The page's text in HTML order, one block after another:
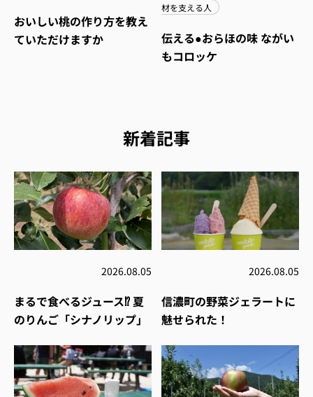
おいしい桃の作り方を教え
ていただけますか
材を支える人
伝える●おらほの味 ながい
もコロッケ
新着記事
2026.08.05
まるで食べるジュース⁉︎ 夏
のりんご「シナノリップ」
2026.08.05
信濃町の野菜ジェラートに
魅せられた！